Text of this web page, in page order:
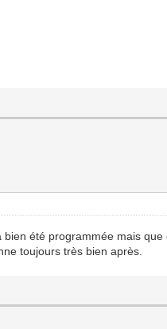
été programmée mais
toujours très bien après.